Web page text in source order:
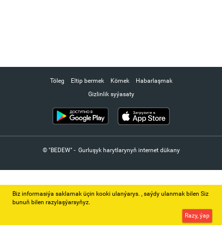
Töleg Eltip bermek Kömek
Habarlaşmak
Gizlinlik syýasaty
© "BEDEW" - Gurluşyk harytlarynyň internet dükany
Biz informasiýa saklamak üçin kooki ulanýarys. ‚ saýdy ulanmak bilen Siz
bunuň bilen razylaşýarsyňyz.
Razy, ýap